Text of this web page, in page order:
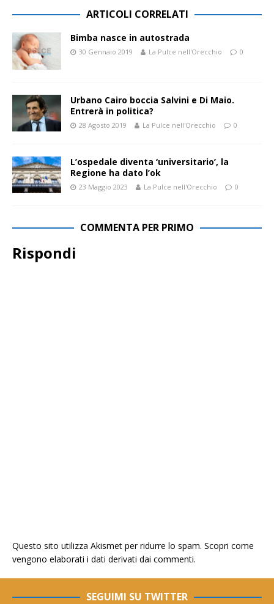
ARTICOLI CORRELATI
Bimba nasce in autostrada
30 Gennaio 2019 La Pulce nell'Orecchio 0
Urbano Cairo boccia Salvini e Di Maio.
Entrerà in politica?
28 Agosto 2019 La Pulce nell'Orecchio 0
L’ospedale diventa ‘universitario’, la
Regione ha dato l’ok
23 Maggio 2023 La Pulce nell'Orecchio 0
COMMENTA PER PRIMO
Rispondi
Questo sito utilizza Akismet per ridurre lo spam. Scopri come
vengono elaborati i dati derivati dai commenti.
SEGUIMI SU TWITTER